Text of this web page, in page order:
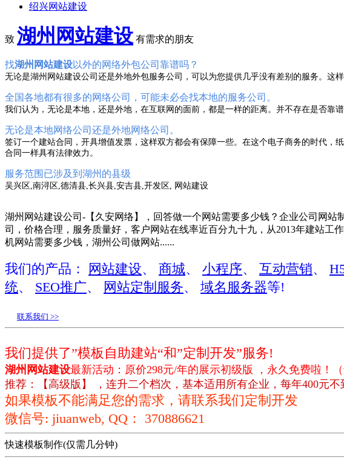
绍兴网站建设
致 湖州网站建设 有需求的朋友
找湖州网站建设以外的网络外包公司靠谱吗？
无论是湖州网站建设公司还是外地外包服务公司，可以为您提供几乎没有差别的服务。这
全国各地都有很多的网络公司，可能未必会找本地的服务公司。
我们认为，无论是本地，还是外地，在互联网的面前，都是一样的距离。并不存在是否靠
无论是本地网络公司还是外地网络公司。
签订一个建站合同，开具增值发票，这样双方都会有保障一些。在这个电子商务的时代
合同一样具有法律效力。
服务范围已涉及到湖州的县级
吴兴区,南浔区,德清县,长兴县,安吉县,开发区, 网站建设
湖州网站建设公司-【久安网络】，回答做一个网站需要多少钱？企业公司网
司，价格合理，服务质量好，客户网站在线率近百分九十九，从2013年建站
机网站需要多少钱，湖州公司做网站......
我们的产品： 网站建设、 商城、 小程序、 互动营销、
统、 SEO推广、 网站定制服务、 域名服务器等!
联系我们 >>
我们提供了”模板自助建站“和”定制开发”服务!
湖州网站建设最新活动：原价298元/年的展示初级版 ，永久免费啦！
推荐：【高级版】 ，连升二个档次，基本适用所有企业，每年400元
如果模板不能满足您的需求，请联系我们定制开发
微信号: jiuanweb, QQ： 370886621
快速模板制作(仅需几分钟)